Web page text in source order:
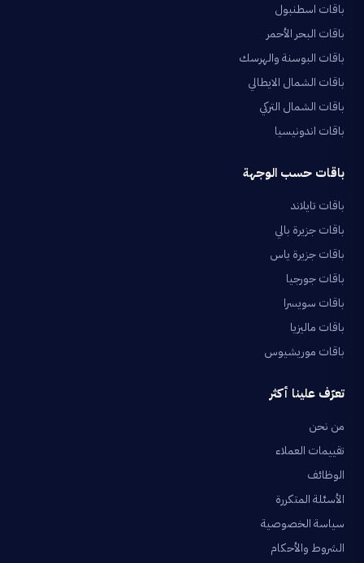
باقات اسطنبول
باقات البحر الأحمر
باقات البوسنة والهرسك
باقات الشمال الايطالي
باقات الشمال التركي
باقات اندونيسيا
باقات حسب الوجهة
باقات تايلاند
باقات جزيرة بالي
باقات جزيرة ياس
باقات جورجيا
باقات سويسرا
باقات ماليزيا
باقات موريشيوس
تعرّف علينا أكثر
من نحن
تقييمات العملاء
الوظائف
الأسئلة المتكررة
سياسة الخصوصية
الشروط والأحكام